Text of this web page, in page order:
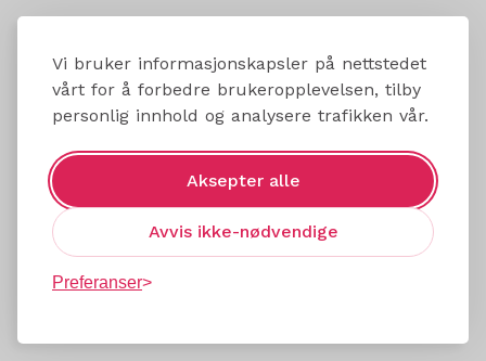
Vi bruker informasjonskapsler på nettstedet
vårt for å forbedre brukeropplevelsen, tilby
personlig innhold og analysere trafikken vår.
Aksepter alle
Avvis ikke-nødvendige
Preferanser